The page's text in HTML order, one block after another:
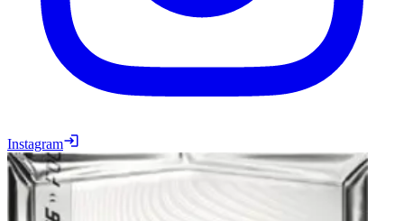
Instagram